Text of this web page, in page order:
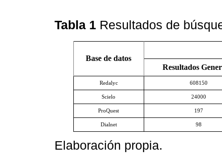
Tabla 1 Resultados de
Base de datos
Resultados
Redalyc 608150
Scielo 24000
ProQuest 197
Dialnet 98
Elaboración propia.